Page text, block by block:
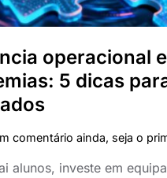
operacional
5 dicas
comentário ainda, seja o
alunos, investe em